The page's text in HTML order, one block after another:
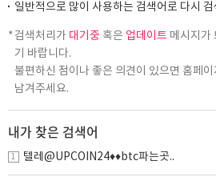
일반적으로 많이 사용하는 검색어로 다시
검색처리가 대기중 혹은 업데이트 메시지가
기 바랍니다.
불편하신 점이나 좋은 의견이 있으면 홈페
남겨주세요.
내가 찾은 검색어
1 텔레@UPCOIN24♦♦btc파는곳..